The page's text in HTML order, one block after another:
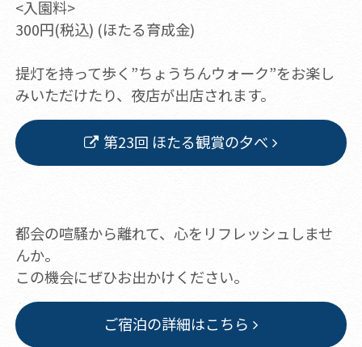
<入園料>
300円(税込) (ほたる育成金)
提灯を持って歩く”ちょうちんウォーク”をお楽し
みいただけたり、夜店が出店されます。
第23回 ほたる観賞の夕べ
都会の喧騒から離れて、心をリフレッシュしませ
んか。
この機会にぜひお出かけください。
ご宿泊の詳細はこちら